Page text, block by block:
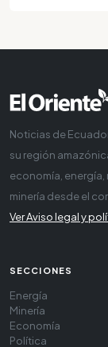
Noticias de
su región
economía,
minería desde el
Ver Aviso legal y
SECCIONES
Energía
Minería
Economía
Política